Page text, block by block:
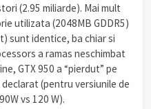
(2.95 miliarde). Mai mult
utilizata (2048MB GDDR5)
sunt identice, ba chiar si
a ramas neschimbat
GTX 950 a “pierdut” pe
(pentru versiunile de
vs 120 W).